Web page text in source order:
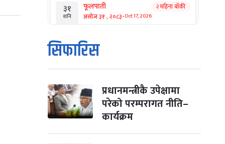
३१
शनि
फूलपाती
असोज ३१ , २०८३-Oct 17, 2026
२ महिना बाँकी
१
आइत
कार्तिक सङ्क्रान्ति
कार्तिक १, २०८३
मंगल कार्तिक ३, २०८३-Oct 20, 2026
४ विजयादशमी
कार्तिक ४, २०८३-Oct 21, 2026
सिफारिस
प्रधानमन्त्रीकै उपेक्षामा
परेको परम्परागत नीति–
कार्यक्रम